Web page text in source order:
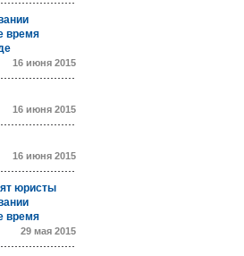
время
16 июня 2015
16 июня 2015
16 июня 2015
юристы
время
29 мая 2015